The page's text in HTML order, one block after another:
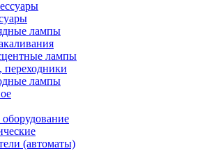
лампы
лампы
лампы
(автоматы)